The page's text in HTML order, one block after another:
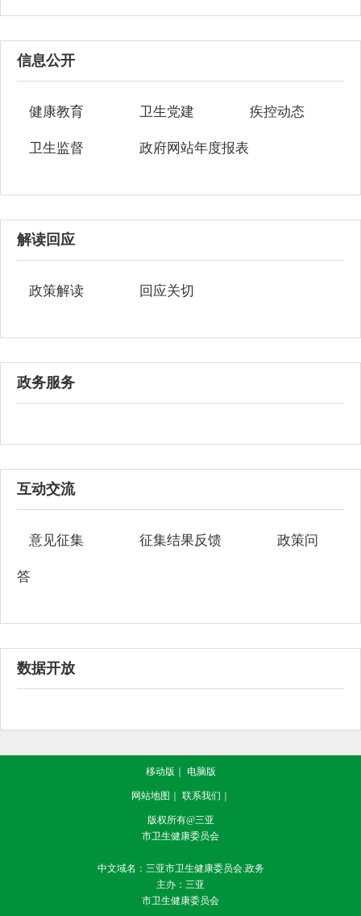
信息公开
健康教育 卫生党建 疾控动态
卫生监督 政府网站年度报表
解读回应
政策解读 回应关切
政务服务
互动交流
意见征集 征集结果反馈 政策问
答
数据开放
移动版 ｜ 电脑版
网站地图 ｜ 联系我们 ｜
版权所有@三亚
市卫生健康委员会
中文域名：三亚市卫生健康委员会.政务
主办：三亚
市卫生健康委员会